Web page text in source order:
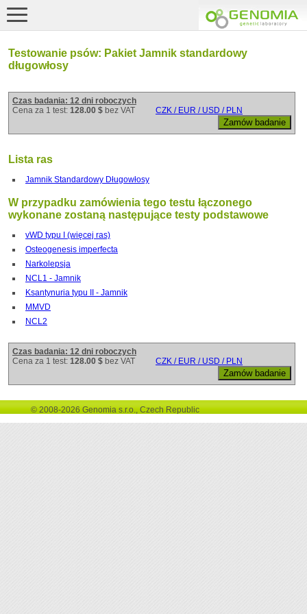
Testowanie psów: Pakiet Jamnik standardowy
długowłosy
Czas badania: 12 dni roboczych
Cena za 1 test: 128.00 $ bez VAT CZK / EUR / USD / PLN
Lista ras
Jamnik Standardowy Długowłosy
W przypadku zamówienia tego testu łączonego
wykonane zostaną następujące testy podstawowe
vWD typu I (więcej ras)
Osteogenesis imperfecta
Narkolepsja
NCL1 - Jamnik
Ksantynuria typu II - Jamnik
MMVD
NCL2
Czas badania: 12 dni roboczych
Cena za 1 test: 128.00 $ bez VAT CZK / EUR / USD / PLN
© 2008-2026 Genomia s.r.o., Czech Republic